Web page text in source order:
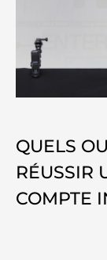
QUELS
RÉUSSIR
COMPTE